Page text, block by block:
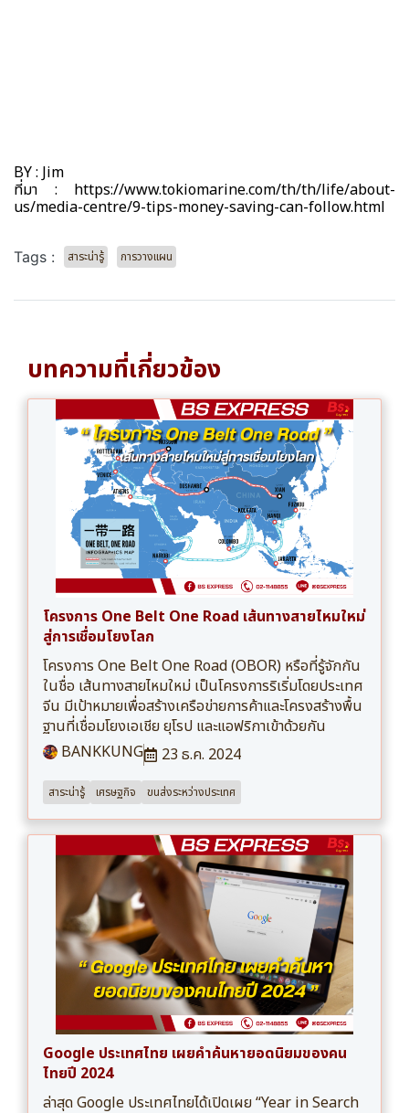
BY : Jim
ที่มา : https://www.tokiomarine.com/th/th/life/about-
us/media-centre/9-tips-money-saving-can-follow.html
Tags : สาระน่ารู้ การวางแผน
บทความที่เกี่ยวข้อง
โครงการ One Belt One Road เส้นทางสายไหมใหม่
สู่การเชื่อมโยงโลก
โครงการ One Belt One Road (OBOR) หรือที่รู้จักกัน
ในชื่อ เส้นทางสายไหมใหม่ เป็นโครงการริเริ่มโดยประเทศ
จีน มีเป้าหมายเพื่อสร้างเครือข่ายการค้าและโครงสร้างพื้น
ฐานที่เชื่อมโยงเอเชีย ยุโรป และแอฟริกาเข้าด้วยกัน
BANKKUNG
23 ธ.ค. 2024
สาระน่ารู้ เศรษฐกิจ ขนส่งระหว่างประเทศ
Google ประเทศไทย เผยคำค้นหายอดนิยมของคน
ไทยปี 2024
ล่าสุด Google ประเทศไทยได้เปิดเผย “Year in Search